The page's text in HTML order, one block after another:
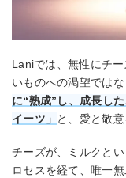
Laniでは、無性にチ
いものへの渇望ではな
に“熟成”し、成長し
イーツ」 と、愛と敬
チーズが、ミルクと
ロセスを経て、唯一